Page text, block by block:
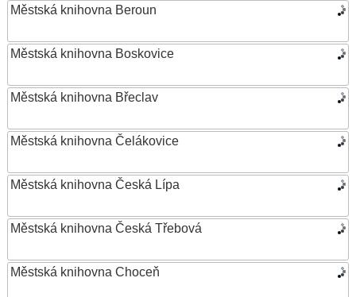
Městská knihovna Beroun
Městská knihovna Boskovice
Městská knihovna Břeclav
Městská knihovna Čelákovice
Městská knihovna Česká Lípa
Městská knihovna Česká Třebová
Městská knihovna Choceň